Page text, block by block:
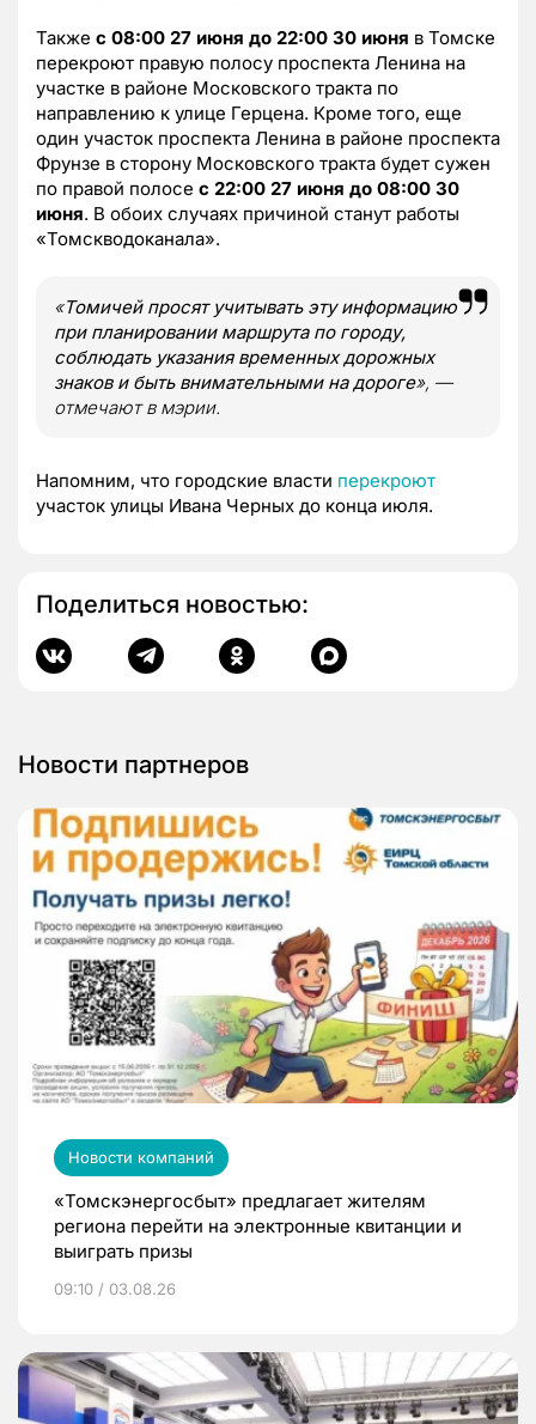
Также с 08:00 27 июня до 22:00 30 июня в Томске
перекроют правую полосу проспекта Ленина на
участке в районе Московского тракта по
направлению к улице Герцена. Кроме того, еще
один участок проспекта Ленина в районе проспекта
Фрунзе в сторону Московского тракта будет сужен
по правой полосе с 22:00 27 июня до 08:00 30
июня. В обоих случаях причиной станут работы
«Томскводоканала».
«Томичей просят учитывать эту информацию
при планировании маршрута по городу,
соблюдать указания временных дорожных
знаков и быть внимательными на дороге», —
отмечают в мэрии.
Напомним, что городские власти перекроют
участок улицы Ивана Черных до конца июля.
Поделиться новостью:
Новости партнеров
Новости компаний
«Томскэнергосбыт» предлагает жителям
региона перейти на электронные квитанции и
выиграть призы
09:10 / 03.08.26